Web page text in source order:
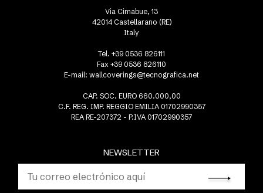
NEWSLETTER
Via Cimabue, 13
42014 Castellarano (RE)
Italy
Tel. +39 0536 826111
Fax +39 0536 826110
E-mail: wallcoverings@tecnografica.net
CAP. SOC. EURO 660.000,00
C.F. REG. IMP. REGGIO EMILIA 01702990357
REA RE-207372 - P.IVA 01702990357